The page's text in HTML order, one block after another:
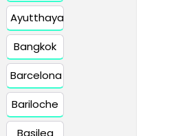
Ayutthaya
Bangkok
Barcelona
Bariloche
Basilea